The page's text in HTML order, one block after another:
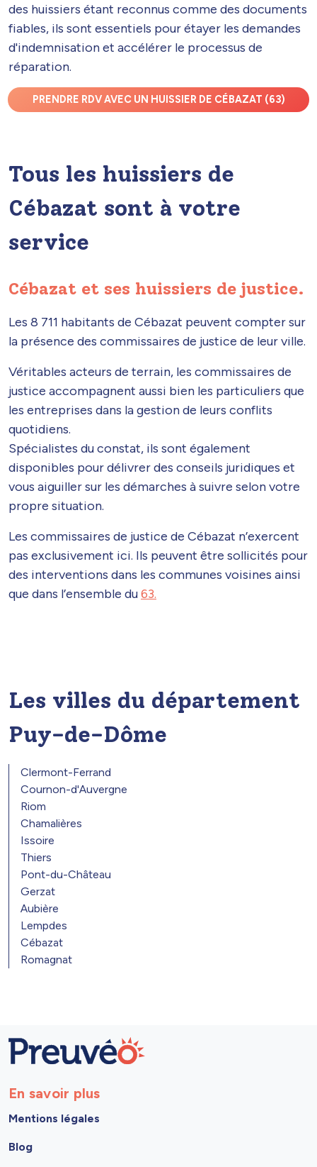
des huissiers étant reconnus comme des documents
fiables, ils sont essentiels pour étayer les demandes
d'indemnisation et accélérer le processus de
réparation.
PRENDRE RDV AVEC UN HUISSIER DE CÉBAZAT (63)
Tous les huissiers de
Cébazat sont à votre
service
Cébazat et ses huissiers de justice.
Les 8 711 habitants de Cébazat peuvent compter sur
la présence des commissaires de justice de leur ville.
Véritables acteurs de terrain, les commissaires de
justice accompagnent aussi bien les particuliers que
les entreprises dans la gestion de leurs conflits
quotidiens.
Spécialistes du constat, ils sont également
disponibles pour délivrer des conseils juridiques et
vous aiguiller sur les démarches à suivre selon votre
propre situation.
Les commissaires de justice de Cébazat n’exercent
pas exclusivement ici. Ils peuvent être sollicités pour
des interventions dans les communes voisines ainsi
que dans l’ensemble du63.
Les villes du département
Puy-de-Dôme
Clermont-Ferrand
Cournon-d'Auvergne
Riom
Chamalières
Issoire
Thiers
Pont-du-Château
Gerzat
Aubière
Lempdes
Cébazat
Romagnat
En savoir plus
Mentions légales
Blog